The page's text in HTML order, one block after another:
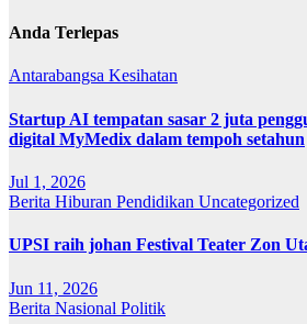
Anda Terlepas
Antarabangsa Kesihatan
Startup AI tempatan sasar 2 juta
digital MyMedix dalam tempoh setahun
Jul 1, 2026
Berita Hiburan Pendidikan Uncategorized
UPSI raih johan Festival Teater Zon
Jun 11, 2026
Berita Nasional Politik